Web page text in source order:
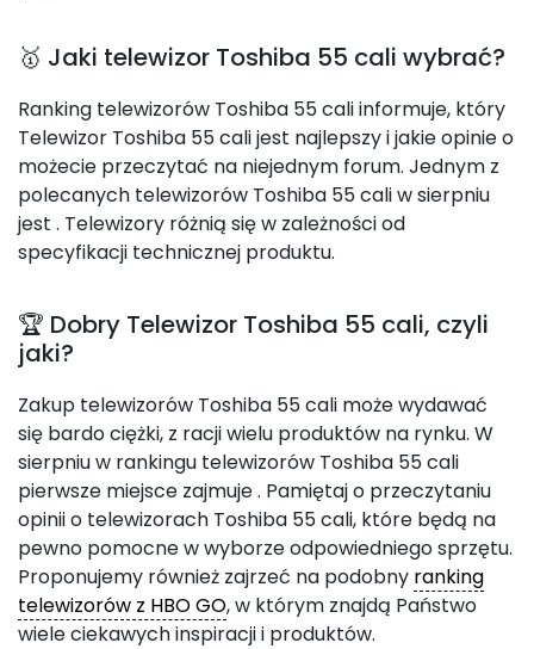
🥇 Jaki telewizor Toshiba 55 cali wybrać?
Ranking telewizorów Toshiba 55 cali informuje, który
Telewizor Toshiba 55 cali jest najlepszy i jakie opinie o
możecie przeczytać na niejednym forum. Jednym z
polecanych telewizorów Toshiba 55 cali w sierpniu
jest . Telewizory różnią się w zależności od
specyfikacji technicznej produktu.
🏆 Dobry Telewizor Toshiba 55 cali, czyli
jaki?
Zakup telewizorów Toshiba 55 cali może wydawać
się bardo ciężki, z racji wielu produktów na rynku. W
sierpniu w rankingu telewizorów Toshiba 55 cali
pierwsze miejsce zajmuje. Pamiętaj o przeczytaniu
opinii o telewizorach Toshiba 55 cali, które będą na
pewno pomocne w wyborze odpowiedniego sprzętu.
Proponujemy również zajrzeć na podobny ranking
telewizorów z HBO GO, w którym znajdą Państwo
wiele ciekawych inspiracji i produktów.